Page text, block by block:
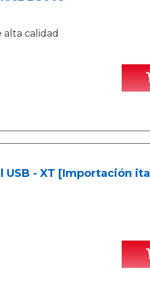
alta calidad
USB - XT [Importación